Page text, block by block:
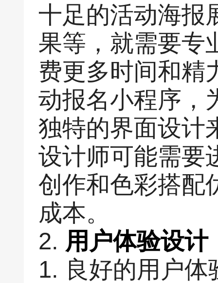
十足的活动海报
果等，就需要专
费更多时间和精
动报名小程序，
独特的界面设计
设计师可能需要
创作和色彩搭配
成本。
2. 用户体验设计
1. 良好的用户体